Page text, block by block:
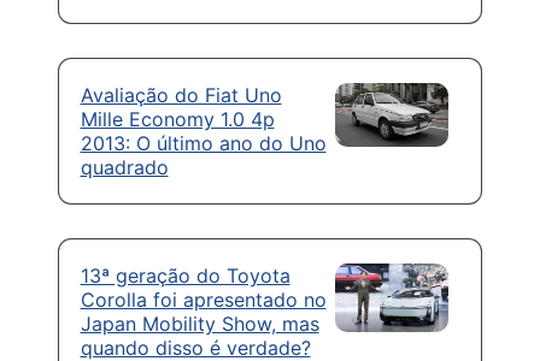
Avaliação do Fiat Uno
Mille Economy 1.0 4p
2013: O último ano do Uno
quadrado
13ª geração do Toyota
Corolla foi apresentado no
Japan Mobility Show, mas
quando disso é verdade?